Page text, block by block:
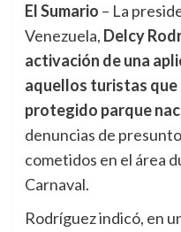
El Sumario – La
Venezuela, Delcy
activación de una
aquellos turistas
protegido parque
denuncias de
cometidos en el área
Carnaval.
Rodríguez indicó, en